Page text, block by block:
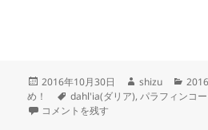
投
稿
日:
2016年10月30日
作
成
shizu
カ
テ
め！
タ
グ
dahl'ia(ダリア),パラフィンコー
dahl’ia パラフィンフードコート に
コメントを残す